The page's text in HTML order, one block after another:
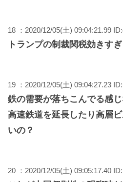
18 ：2020/12/05(土) 09:04:21.99
トランプの制裁関税効きすぎ
19 ：2020/12/05(土) 09:04:27.23
鉄の需要が落ちこんでる感じ
高速鉄道を延長したり高層
いの？
20 ：2020/12/05(土) 09:05:17.40